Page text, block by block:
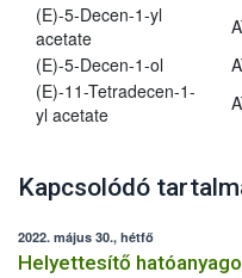
(E)-5-Decen-1-yl
acetate
(E)-5-Decen-1-ol
(E)-11-Tetradecen-1-
yl acetate
Kapcsolódó
2022. május 30., hétfő
Helyettesítő